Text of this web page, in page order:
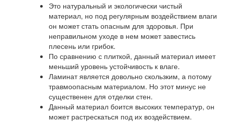
Это натуральный и экологически чистый
материал, но под регулярным воздействием влаги
он может стать опасным для здоровья. При
неправильном уходе в нем может завестись
плесень или грибок.
По сравнению с плиткой, данный материал имеет
меньший уровень устойчивость к влаге.
Ламинат является довольно скользким, а потому
травмоопасным материалом. Но этот минус не
существенен для отделки стен.
Данный материал боится высоких температур, он
может растрескаться под их воздействием.